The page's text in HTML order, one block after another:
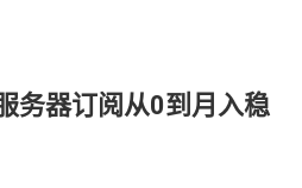
务器订阅从0到月入稳